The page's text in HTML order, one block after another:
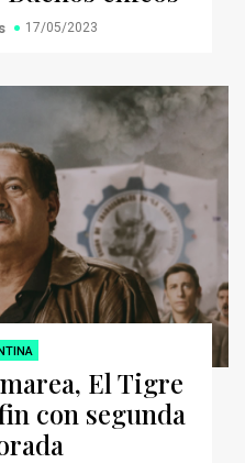
17/05/2023
El Tigre
con segunda